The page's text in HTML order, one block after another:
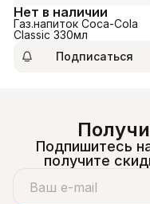
Нет в наличии
Газ.напиток Coca-Cola
Classic 330мл
Подписаться
Подпишитесь
получите